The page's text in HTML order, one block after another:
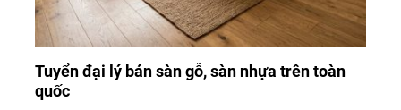
Tuyển đại lý bán sàn gỗ, sàn nhựa trên toàn
quốc